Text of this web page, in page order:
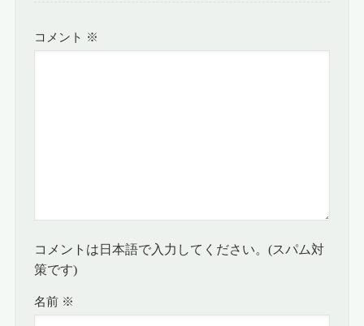
コメント ※
コメントは日本語で入力してください。(スパム対
策です)
名前 ※